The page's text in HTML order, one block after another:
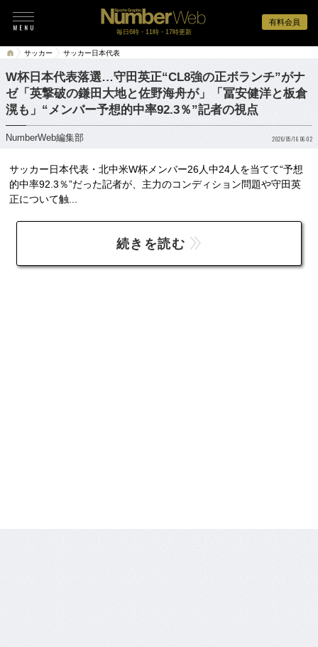
有料会員
毎日6時・11時・17時更新
サッカー サッカー日本代表
W杯日本代表落選…守田英正“CL8強の正ボランチ”がナ
ゼ「英撃破の鎌田大地と佐野海舟が」「冨安健洋と板倉
滉も」“メンバー予想的中率92.3％”記者の視点
NumberWeb編集部 2026/05/16 06:02
サッカー日本代表・北中米W杯メンバー26人中24人を当てて“予想
的中率92.3％”だった記者が、主力のコンディション問題や守田英
正について触...
続きを読む